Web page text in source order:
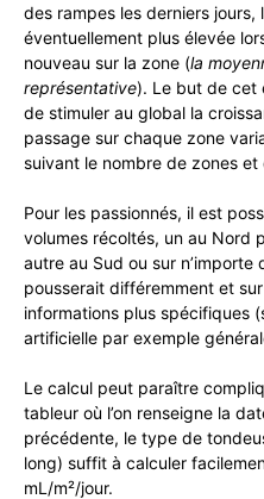
des rampes les derniers jours,
éventuellement plus élevée
nouveau sur la zone (la
représentative). Le but de cet
de stimuler au global la
passage sur chaque zone
suivant le nombre de zones et
Pour les passionnés, il est
volumes récoltés, un au Nord
autre au Sud ou sur
pousserait différemment et
informations plus spécifiques
artificielle par exemple
Le calcul peut paraître
tableur où l’on renseigne la
précédente, le type de
long) suffit à calculer
mL/m²/jour.